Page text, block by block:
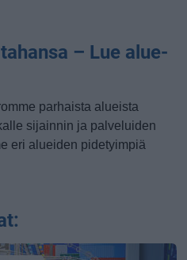
– Lue alue-
parhaista alueista
sijainnin ja palveluiden
eri alueiden pidetyimpiä